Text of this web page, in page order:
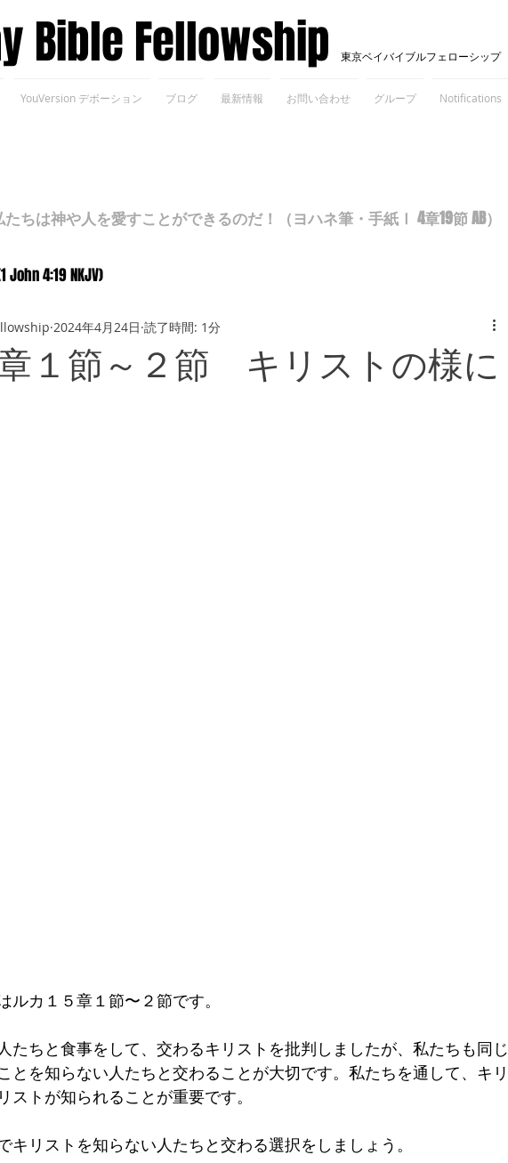
Bible Fellowship 東京ベイバイブルフェローシップ
YouVersion デボーション ブログ 最新情報 お問い合わせ グループ Notifications
ちは神や人を愛すことができるのだ！（ヨハネ筆・手紙Ⅰ 4章19節 AB）
John 4:19 NKJV)
１節～２節 キリストの様に
2024年4月24日 読了時間: 1分
ルカ１５章１節〜２節です。
たちと食事をして、交わるキリストを批判しましたが、私たちも同じ
とを知らない人たちと交わることが大切です。私たちを通して、キリ
ストが知られることが重要です。
キリストを知らない人たちと交わる選択をしましょう。